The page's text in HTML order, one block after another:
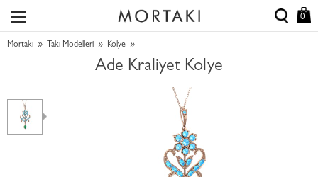
0
Mortakı » Takı Modelleri » Kolye »
Ade Kraliyet Kolye